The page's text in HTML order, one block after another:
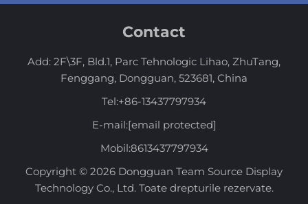
Contact
Add: 2F\3F, Bld.1, Parc Tehnologic Lihao, ZhuTang,
Fenggang, Dongguan, 523681, China
Tel:+86-13437797934
E-mail:[email protected]
Mobil:8613437797934
Copyright © 2026 Dongguan Team Source Display
Technology Co., Ltd. Toate drepturile rezervate.